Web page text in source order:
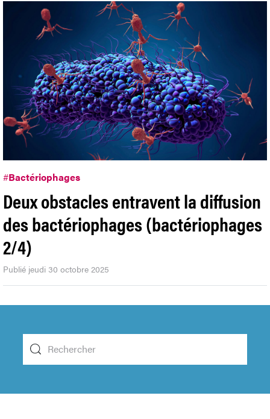
#Bactériophages
Deux obstacles entravent la diffusion
des bactériophages (bactériophages
2/4)
Publié jeudi 30 octobre 2025